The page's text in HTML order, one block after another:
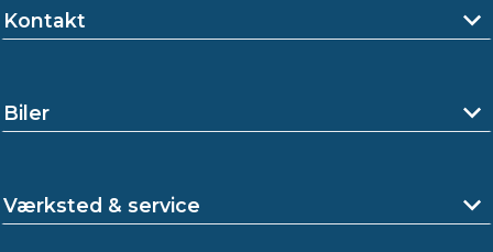
Kontakt
Biler
Værksted & service